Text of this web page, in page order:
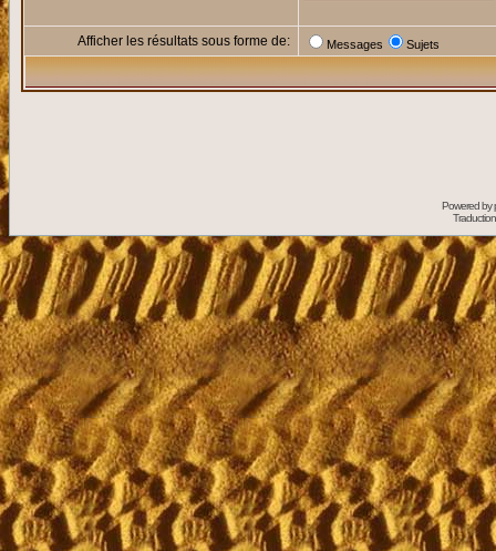
Afficher les résultats sous forme de: Messages Sujets
Powered by